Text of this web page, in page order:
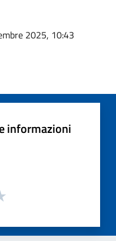
2025, 10:43
informazioni